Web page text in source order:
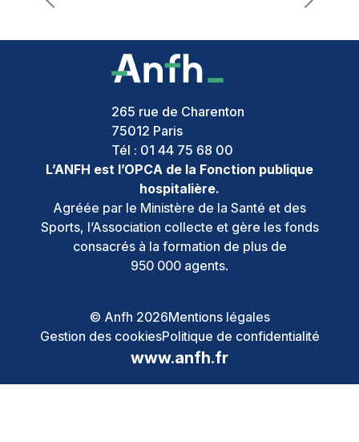
265 rue de Charenton
75012 Paris
Tél : 01 44 75 68 00
L’ANFH est l’OPCA de la Fonction publique
hospitalière.
Agréée par le Ministère de la Santé et des
Sports, l’Association collecte et gère les fonds
consacrés à la formation de plus de
950 000 agents.
© Anfh 2026Mentions légales
Gestion des cookiesPolitique de confidentialité
www.anfh.fr